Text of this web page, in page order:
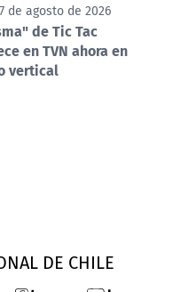
de agosto de 2026
de Tic Tac
en TVN ahora en
vertical
DE CHILE